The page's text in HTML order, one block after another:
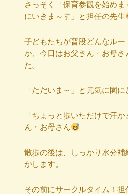
さっそく「保育参観を始め
にいきま～す」と担任の先生
子どもたちが普段どんなル
か、今日はお父さん・お母さ
た。
「ただいま～」と元気に園
「ちょっと歩いただけで汗
ん・お母さん
散歩の後は、しっかり水分補
かします。
その前にサークルタイム！